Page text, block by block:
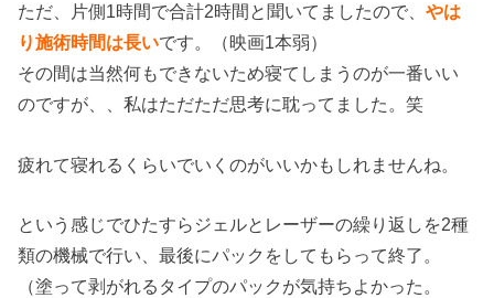
ただ、片側1時間で合計2時間と聞いてましたので、やは
り施術時間は長いです。（映画1本弱）
その間は当然何もできないため寝てしまうのが一番いい
のですが、、私はただただ思考に耽ってました。笑
疲れて寝れるくらいでいくのがいいかもしれませんね。
という感じでひたすらジェルとレーザーの繰り返しを2種
類の機械で行い、最後にパックをしてもらって終了。
（塗って剥がれるタイプのパックが気持ちよかった。